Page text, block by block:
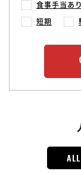
食事手当あり
短期
ALL